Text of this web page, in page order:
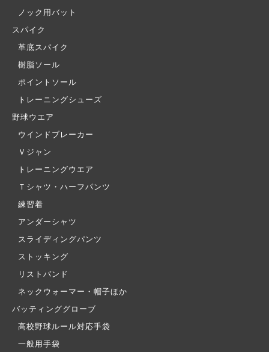
ノック用バット
スパイク
革底スパイク
樹脂ソール
ポイントソール
トレーニングシューズ
野球ウエア
ウインドブレーカー
Ｖジャン
トレーニングウエア
Ｔシャツ・ハーフパンツ
練習着
アンダーシャツ
スライディングパンツ
ストッキング
リストバンド
ネックウォーマー・帽子ほか
バッティンググローブ
高校野球ルール対応手袋
一般用手袋